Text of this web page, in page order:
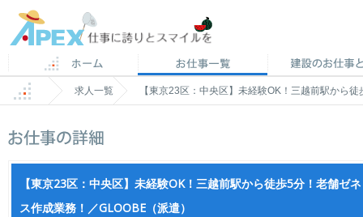
求人一覧 【東京23区：中央区】未経験OK！三越前駅から
【東京23区：中央区】未経験OK！三越前駅から徒歩5分！老舗ゼ
ス作成業務！／GLOOBE（派遣）